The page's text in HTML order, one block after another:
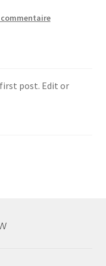
commentaire
post. Edit or